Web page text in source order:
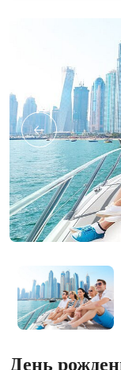
День